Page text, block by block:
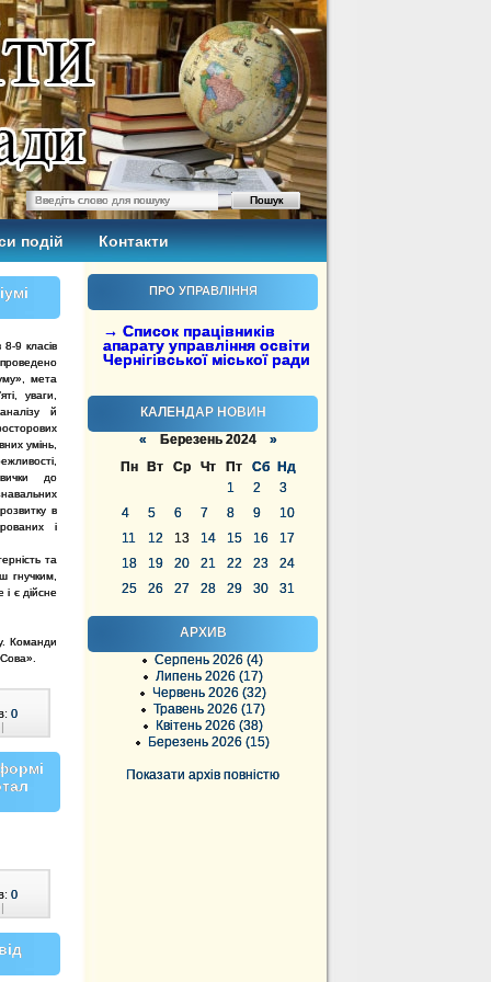
подій Контакти
ПРО УПРАВЛІННЯ
→ Список працівників
апарату управління освіти
Чернігівської міської ради
КАЛЕНДАР НОВИН
« Березень 2024 »
Пн
Вт Ср Чт Пт Сб
Нд
1
2
3
4
5 6 7 8 9
10
11
12 13 14 15 16
17
18
19 20 21 22 23
24
25
26 27 28 29 30 31
АРХИВ
Серпень 2026 (4)
Липень 2026 (17)
Червень 2026 (32)
Травень 2026 (17)
Квітень 2026 (38)
Березень 2026 (15)
Показати архів повністю
9 класів
проведено
мета
уваги,
й
умінь,
до
в
і
та
гнучким,
є дійсне
Команди
0
|
0
|